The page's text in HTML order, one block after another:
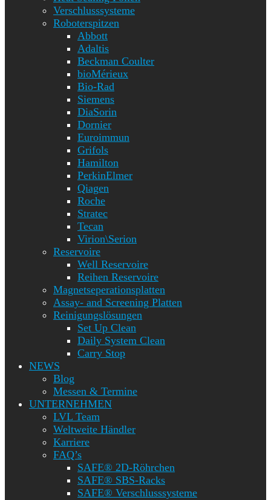
Verschlusssysteme
Roboterspitzen
Abbott
Adaltis
Beckman Coulter
bioMérieux
Bio-Rad
Siemens
DiaSorin
Dornier
Euroimmun
Grifols
Hamilton
PerkinElmer
Qiagen
Roche
Stratec
Tecan
Virion\Serion
Reservoire
Well Reservoire
Reihen Reservoire
Magnetseperationsplatten
Assay- and Screening Platten
Reinigungslösungen
Set Up Clean
Daily System Clean
Carry Stop
NEWS
Blog
Messen & Termine
UNTERNEHMEN
LVL Team
Weltweite Händler
Karriere
FAQ’s
SAFE® 2D-Röhrchen
SAFE® SBS-Racks
SAFE® Verschlusssysteme